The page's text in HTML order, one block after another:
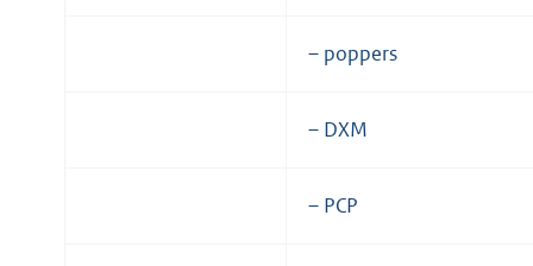
– poppers
– DXM
– PCP